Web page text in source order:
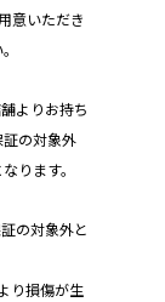
意いただき
よりお持ち
の対象外
ります。
の対象外と
り損傷が生